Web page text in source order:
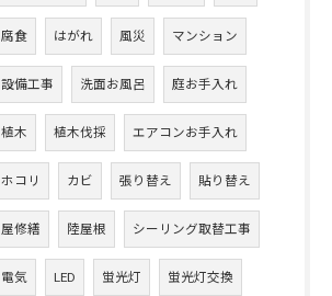
腐食 はがれ 風災 マンション
設備工事 洗面お風呂 庭お手入れ
植木 植木伐採 エアコンお手入れ
ホコリ カビ 張り替え 貼り替え
屋修繕 陸屋根 シーリング取替工事
電気 LED 蛍光灯 蛍光灯交換